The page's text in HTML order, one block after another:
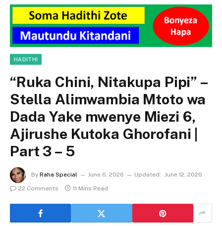
HADITHI
“Ruka Chini, Nitakupa Pipi” –
Stella Alimwambia Mtoto wa
Dada Yake mwenye Miezi 6,
Ajirushe Kutoka Ghorofani |
Part 3 – 5
By Raha Special June 6, 2026 Updated: June 12, 2026
22 Comments
11 Mins Read